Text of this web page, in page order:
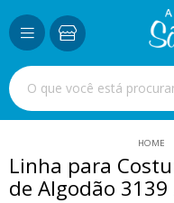
HOME
Linha para
de Algodão 3139